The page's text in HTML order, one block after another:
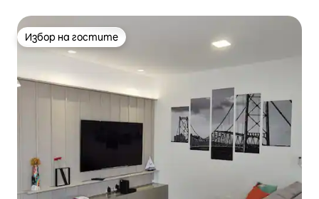
Избор на гостите
Избор на гостите